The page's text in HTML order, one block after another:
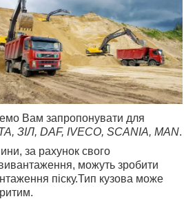
Вам запропонувати для
ЗІЛ, DAF, IVECO, SCANIA, MAN.
за рахунок свого
можуть зробити
піску.Тип кузова може